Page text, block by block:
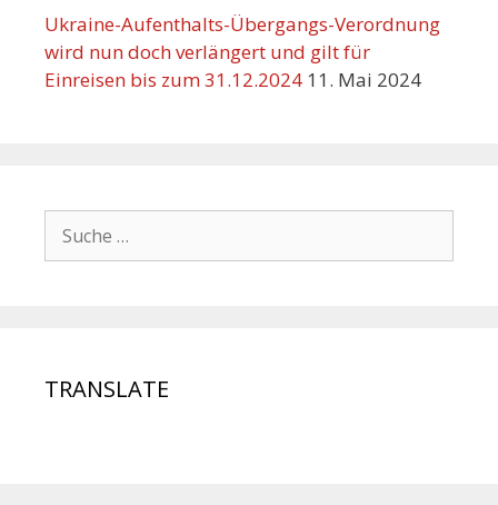
Ukraine-Aufenthalts-Übergangs-Verordnung
wird nun doch verlängert und gilt für
Einreisen bis zum 31.12.2024 11. Mai 2024
TRANSLATE